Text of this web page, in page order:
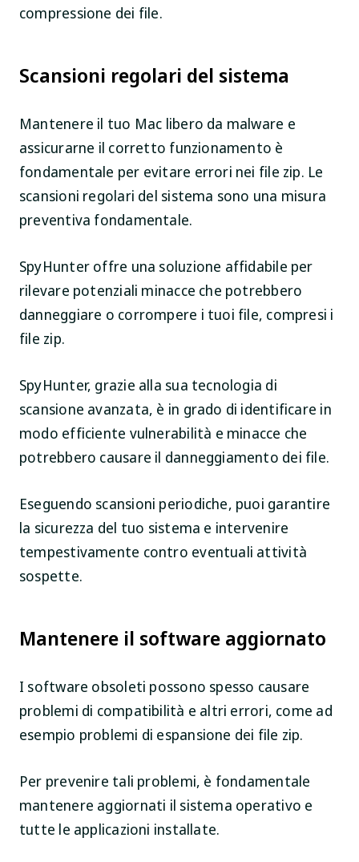
compressione dei file.
Scansioni regolari del sistema
Mantenere il tuo Mac libero da malware e
assicurarne il corretto funzionamento è
fondamentale per evitare errori nei file zip. Le
scansioni regolari del sistema sono una misura
preventiva fondamentale.
SpyHunter offre una soluzione affidabile per
rilevare potenziali minacce che potrebbero
danneggiare o corrompere i tuoi file, compresi i
file zip.
SpyHunter, grazie alla sua tecnologia di
scansione avanzata, è in grado di identificare in
modo efficiente vulnerabilità e minacce che
potrebbero causare il danneggiamento dei file.
Eseguendo scansioni periodiche, puoi garantire
la sicurezza del tuo sistema e intervenire
tempestivamente contro eventuali attività
sospette.
Mantenere il software aggiornato
I software obsoleti possono spesso causare
problemi di compatibilità e altri errori, come ad
esempio problemi di espansione dei file zip.
Per prevenire tali problemi, è fondamentale
mantenere aggiornati il sistema operativo e
tutte le applicazioni installate.